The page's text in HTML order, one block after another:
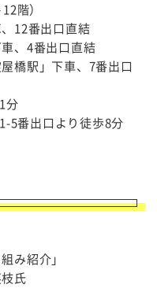
階）
12番出口直結
、4番出口直結
橋駅」下車、7番出口
分
5番出口より徒歩8分
み紹介」
氏